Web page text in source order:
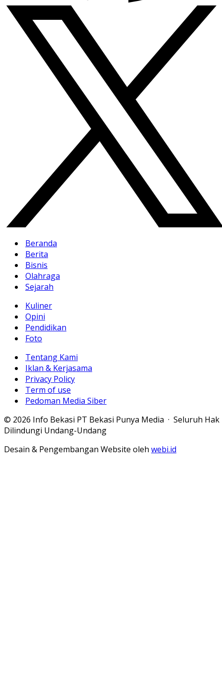
Beranda
Berita
Bisnis
Olahraga
Sejarah
Kuliner
Opini
Pendidikan
Foto
Tentang Kami
Iklan & Kerjasama
Privacy Policy
Term of use
Pedoman Media Siber
© 2026 Info Bekasi PT Bekasi Punya Media · Seluruh Hak
Dilindungi Undang-Undang
Desain & Pengembangan Website oleh webi.id